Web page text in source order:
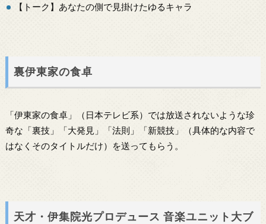
【トーク】あなたの側で見掛けたゆるキャラ
裏伊東家の食卓
「伊東家の食卓」（日本テレビ系）では放送されないような珍
奇な「裏技」「大発見」「法則」「新競技」（具体的な内容で
はなくそのタイトルだけ）を送ってもらう。
天才・伊集院光プロデュース 音楽ユニット大ブ